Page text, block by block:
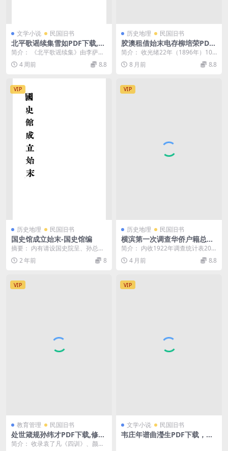
文学小说 民国旧书
北平歌谣续集雪如PDF下载,北
京民谣歌集
简介： 《北平歌谣续集》由李萨雪
如（雪如女士）编纂，北平明社出
版部于民国十九年（...
4 周前 8.8
历史地理 民国旧书
胶澳租借始末电存柳培荣PDF
下载,胶澳租借研究史料
简介： 收光绪22年（1896年）10
月19日至11月26日为胶东租界事
宜，守将...
8 月前 8.8
VIP
历史地理 民国旧书
国史馆成立始末-国史馆编
摘要： 内有请设国史院呈、孙总统
批示，以及该馆官制、组织规程、
立国史馆案、组织大...
2 年前 8
VIP
历史地理 民国旧书
横滨第一次调查华侨户籍总报
告PDF下载,民国日本横滨华侨
简介： 内收1922年调查统计表20
余种。包括人数、职业、团体、工
商业、婚姻等情...
4 月前 8.8
VIP
教育管理 民国旧书
处世箴规孙纬才PDF下载,修身
养性治世名言类编
简介： 收录袁了凡《四训》、颜光
VIP
文学小说 民国旧书
韦庄年谱曲瀅生PDF下载，胡